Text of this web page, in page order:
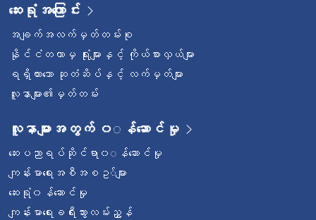
ဆေးရုံအကြောင်း
အချက်အလက်မှတ်တမ်းစု
နိုင်ငံတကာမှ ရုံးများနှင့် ကိုယ်စားလှယ်များ
ရရှိထားသော ဆုတံဆိပ်နှင့် လက်မှတ်များ
လူနာများ၏မှတ်တမ်း
လူနာများအတွက် ၀◌န်ဆောင်မှု
ဆေးပညာရပ်ဆိုင်ရာ၀◌န်ဆောင်မှု
ကျန်းမာရေးအစီအစဥ◌်များ
ဆေးရုံ၀န်ဆောင်မှု
ကျန်းမာရေးခရီးသွားလမ်းညွှန်